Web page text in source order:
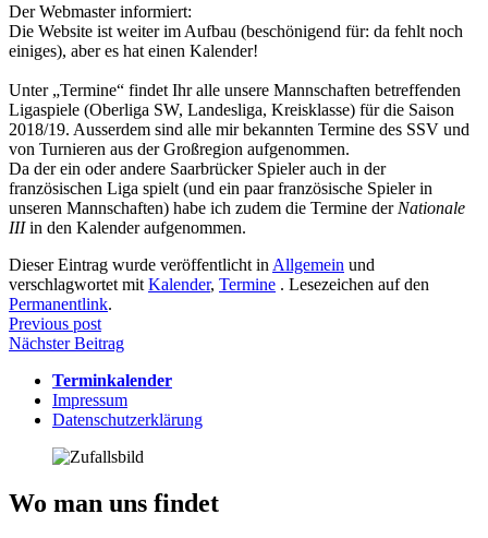
Der Webmaster informiert:
Die Website ist weiter im Aufbau (beschönigend für: da fehlt noch
einiges), aber es hat einen Kalender!
Unter „Termine“ findet Ihr alle unsere Mannschaften betreffenden
Ligaspiele (Oberliga SW, Landesliga, Kreisklasse) für die Saison
2018/19. Ausserdem sind alle mir bekannten Termine des SSV und
von Turnieren aus der Großregion aufgenommen.
Da der ein oder andere Saarbrücker Spieler auch in der
französischen Liga spielt (und ein paar französische Spieler in
unseren Mannschaften) habe ich zudem die Termine der Nationale
IIIin den Kalender aufgenommen.
Dieser Eintrag wurde veröffentlicht in Allgemein und
verschlagwortet mit Kalender, Termine . Lesezeichen auf den
Permanentlink.
Beitragsnavigation
Previous post
Nächster Beitrag
Terminkalender
Impressum
Datenschutzerklärung
Wo man uns findet